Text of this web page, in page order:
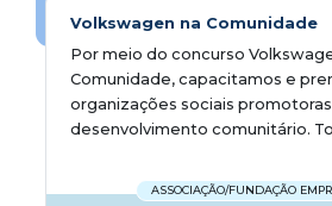
Volkswagen na Comunidade
Por meio do concurso
Comunidade, capacitamos e
organizações sociais
desenvolvimento comunitário.
ASSOCIAÇÃO/FUNDAÇÃO